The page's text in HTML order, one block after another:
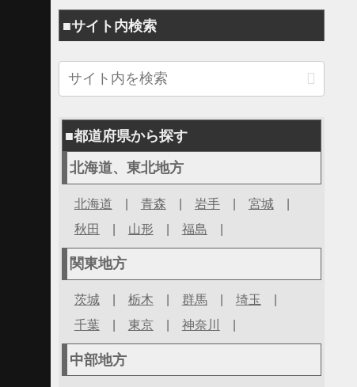
■サイト内検索
■都道府県から探す
北海道、東北地方
北海道 | 青森 | 岩手| 宮城|
秋田 | 山形 | 福島 |
関東地方
茨城| 栃木 | 群馬 | 埼玉 |
千葉| 東京| 神奈川 |
中部地方